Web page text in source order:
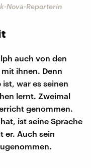
Nova-Reporterin
auch von den
ihnen. Denn
war es seinen
lernt. Zweimal
genommen.
ist seine Sprache
er. Auch sein